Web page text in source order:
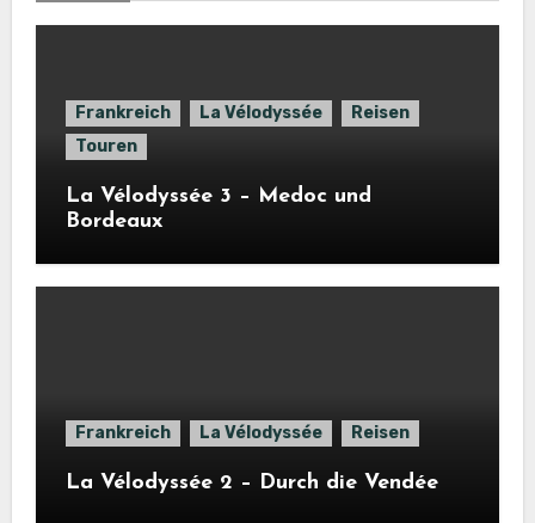
Frankreich La Vélodyssée
Reisen
Touren
La Vélodyssée 3 – Medoc und
Bordeaux
Frankreich La Vélodyssée Reisen
La Vélodyssée 2 – Durch die Vendée